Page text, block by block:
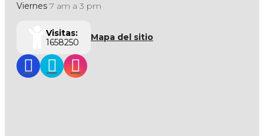
Viernes 7 am a 3 pm
Visitas:
1658250
Mapa del sitio